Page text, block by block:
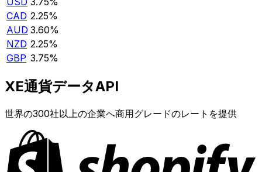
CAD 2.25%
AUD 3.60%
NZD 2.25%
GBP 3.75%
XE通貨データAPI
世界の300社以上の企業へ商用グレードのレートを提供